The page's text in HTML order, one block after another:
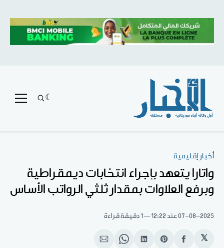
أخبار إقليمية
واتارا يتعهد بإجراء انتخابات ديمقراطية
وبرفع العلاوات بمقدار ثلثي الرواتب الأساس
07-08-2025عند 12:22 1 دقيقة قراءة
𝕏
انشر
Shareانشر
Shareانشر